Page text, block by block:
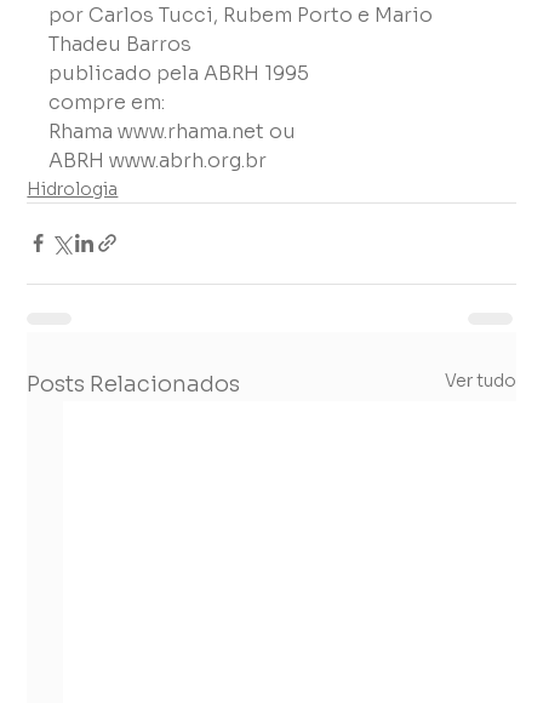
por Carlos Tucci, Rubem Porto e Mario
Thadeu Barros
publicado pela ABRH 1995
compre em:
Rhama www.rhama.net ou
ABRH www.abrh.org.br
Hidrologia
Posts Relacionados Ver tudo